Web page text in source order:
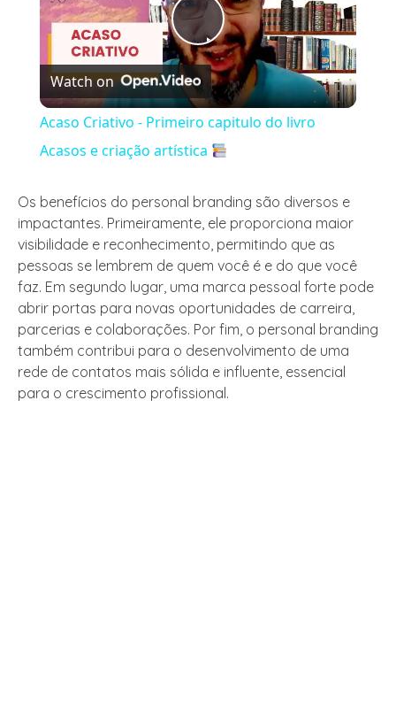
Play
Video
Watch on
Acaso Criativo - Primeiro capitulo do livro
Acasos e criação artística
Os benefícios do personal branding são diversos e
impactantes. Primeiramente, ele proporciona maior
visibilidade e reconhecimento, permitindo que as
pessoas se lembrem de quem você é e do que você
faz. Em segundo lugar, uma marca pessoal forte pode
abrir portas para novas oportunidades de carreira,
parcerias e colaborações. Por fim, o personal branding
também contribui para o desenvolvimento de uma
rede de contatos mais sólida e influente, essencial
para o crescimento profissional.